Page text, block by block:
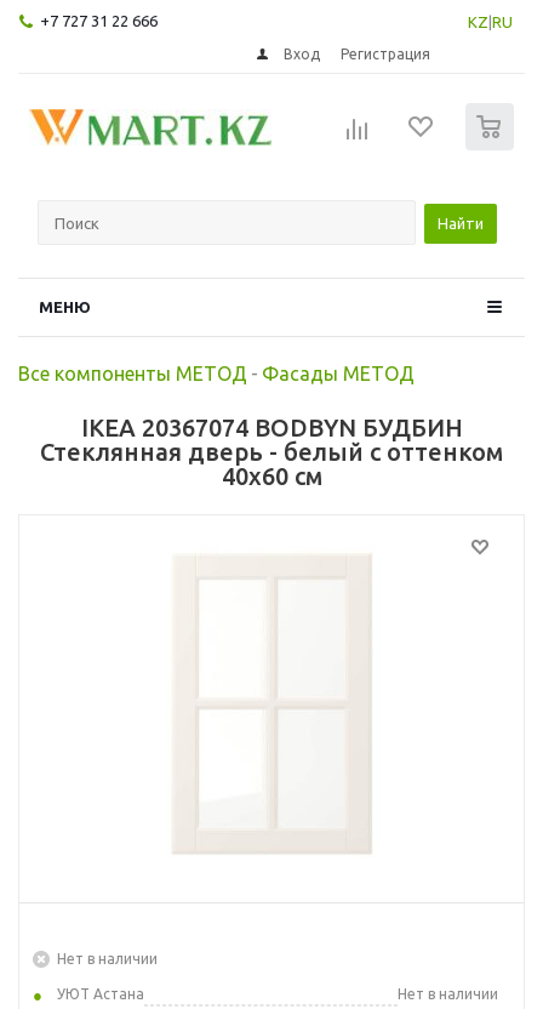
+7 727 31 22 666 KZ RU
Вход Регистрация
Найти
МЕНЮ
Все компоненты МЕТОД - Фасады МЕТОД
IKEA 20367074 BODBYN БУДБИН
Стеклянная дверь - белый с оттенком
40x60 см
Нет в наличии
УЮТ Астана
Нет в наличии